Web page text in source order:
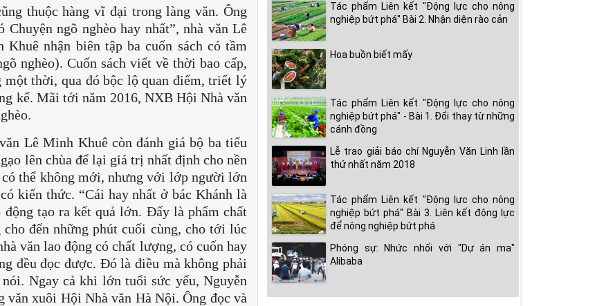
thuộc hàng vĩ đại trong làng văn. Ông
ngõ nghèo hay nhất”, nhà văn Lê
nhận biên tập ba cuốn sách có tầm
nghèo). Cuốn sách viết về thời bao cấp,
thời, qua đó bộc lộ quan điểm, triết lý
kể. Mãi tới năm 2016, NXB Hội Nhà văn
Lê Minh Khuê còn đánh giá bộ ba tiểu
lên chùa để lại giá trị nhất định cho nền
thể không mới, nhưng với lớp người lớn
kiến thức. “Cái hay nhất ở bác Khánh là
tạo ra kết quả lớn. Đấy là phẩm chất
đến những phút cuối cùng, cho tới lúc
văn lao động có chất lượng, có cuốn hay
đều đọc được. Đó là điều mà không phải
Ngay cả khi lớn tuổi sức yếu, Nguyễn
xuôi Hội Nhà văn Hà Nội. Ông đọc và
Tác phẩm Liên kết "Động lực cho nông
nghiệp bứt phá" Bài 2. Nhận diện rào cản
Hoa buồn biết mấy
Tác phẩm Liên kết "Động lực cho nông
nghiệp bứt phá" - Bài 1. Đổi thay từ những
cánh đồng
Lễ trao giải báo chí Nguyễn Văn Linh lần
thứ nhất năm 2018
Tác phẩm Liên kết "Động lực cho nông
nghiệp bứt phá" Bài 3. Liên kết động lực
để nông nghiệp bứt phá
Phóng sự: Nhức nhối với "Dự án ma"
Alibaba